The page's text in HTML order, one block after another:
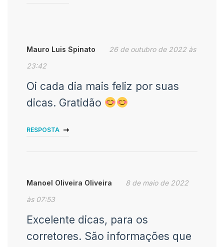
Mauro Luis Spinato
26 de outubro de 2022 às
23:42
Oi cada dia mais feliz por suas
dicas. Gratidão
RESPOSTA
Manoel Oliveira Oliveira
8 de maio de 2022
às 07:53
Excelente dicas, para os
corretores. São informações que